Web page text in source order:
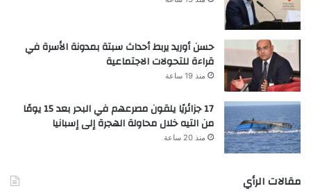
حسن أوريد يربط أحداث سبتة بمدونة الأسرة في
قراءة للتحولات الاجتماعية
منذ 19 ساعة
17 جزائريًا يلقون مصرعهم في البحر بعد 15 يومًا
من التيه خلال محاولة الهجرة إلى إسبانيا
منذ 20 ساعة
مقالات الرأي